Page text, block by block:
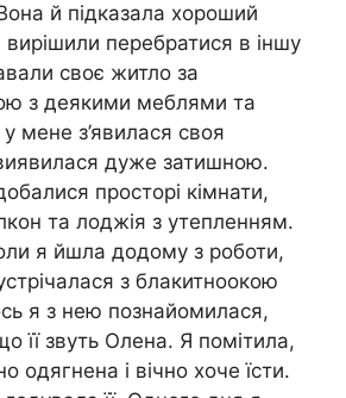
й підказала хороший
вирішили перебратися в іншу
своє житло за
з деякими меблями та
мене з’явилася своя
дуже затишною.
просторі кімнати,
та лоджія з утепленням.
я йшла додому з роботи,
з блакитноокою
я з нею познайомилася,
її звуть Олена. Я помітила,
одягнена і вічно хоче їсти.